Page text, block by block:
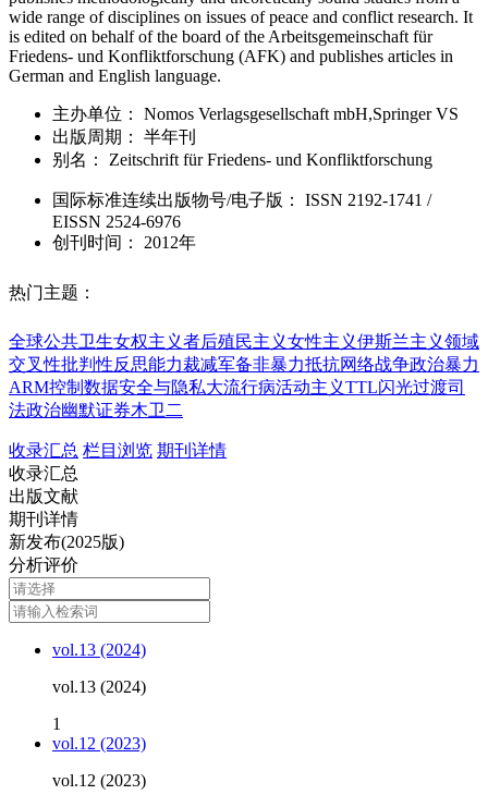
wide range of disciplines on issues of peace and conflict research. It
is edited on behalf of the board of the Arbeitsgemeinschaft für
Friedens- und Konfliktforschung (AFK) and publishes articles in
German and English language.
主办单位：
Nomos Verlagsgesellschaft mbH,Springer VS
出版周期：
半年刊
别名：
Zeitschrift für Friedens- und Konfliktforschung
国际标准连续出版物号/电子版 ： ISSN 2192-1741 /
EISSN 2524-6976
创刊时间：
2012年
热门主题：
全球公共卫生女权主义者后殖民主义女性主义伊斯兰主义领域
交叉性批判性反思能力裁减军备非暴力抵抗网络战争政治暴力
ARM控制 数据安全与隐私大流行病活动主义TTL闪光过渡司
法政治幽默证券木卫二
收录汇总 栏目浏览 期刊详情
收录汇总
出版文献
期刊详情
新发布(2025版)
分析评价
vol.13 (2024)
vol.13 (2024)
1
vol.12 (2023)
vol.12 (2023)